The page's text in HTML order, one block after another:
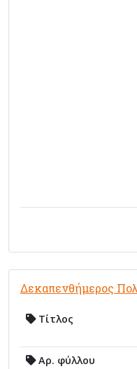
Δεκαπενθήμερος
Τίτλος
Αρ. φύλλου